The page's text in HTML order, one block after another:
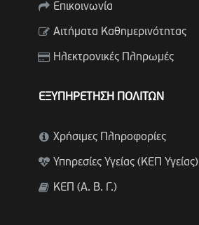
Επικοινωνία
Αιτήματα Καθημερινότητας
Ηλεκτρονικές Πληρωμές
ΕΞΥΠΗΡΕΤΗΣΗ ΠΟΛΙΤΩΝ
Χρήσιμες Πληροφορίες
Υπηρεσίες Υγείας (ΚΕΠ Υγείας)
ΚΕΠ (Α. Β. Γ.)